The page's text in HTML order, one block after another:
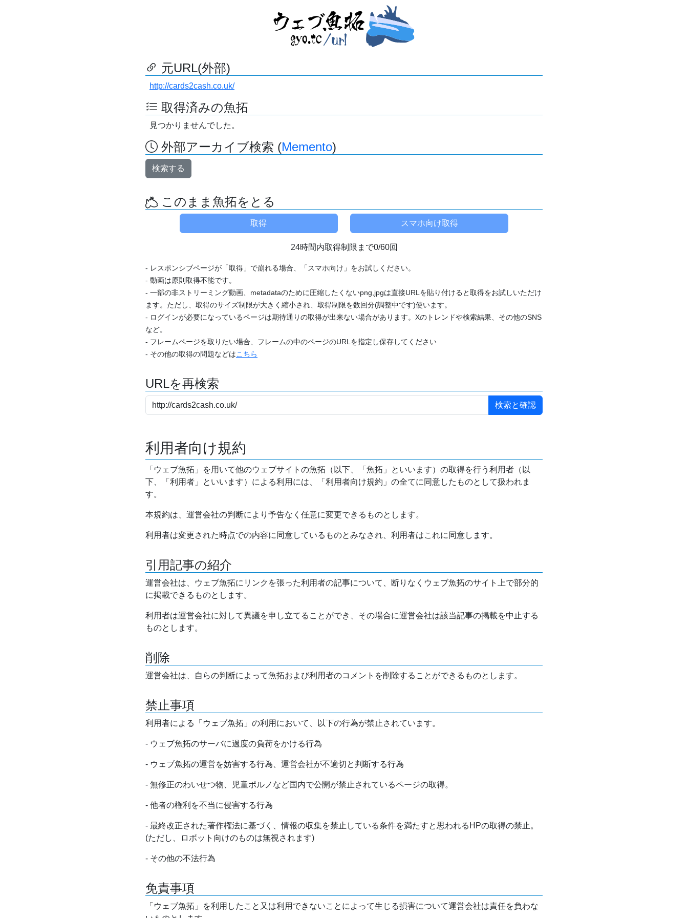
元URL(外部)
http://cards2cash.co.uk/
取得済みの魚拓
見つかりませんでした。
外部アーカイブ検索 (Memento)
検索する
このまま魚拓をとる
24時間内取得制限まで0/60回
- レスポンシブページが「取得」で崩れる場合、「スマホ向け」をお試しください。
- 動画は原則取得不能です。
- 一部の非ストリーミング動画、metadataのために圧縮したくないpng,jpgは直接URLを貼り付けると取得をお試しいただけ
ます。ただし、取得のサイズ制限が大きく縮小され、取得制限を数回分(調整中です)使います。
- ログインが必要になっているページは期待通りの取得が出来ない場合があります。Xのトレンドや検索結果、その他のSNS
など。
- フレームページを取りたい場合、フレームの中のページのURLを指定し保存してください
- その他の取得の問題などはこちら
URLを再検索
利用者向け規約
「ウェブ魚拓」を用いて他のウェブサイトの魚拓（以下、「魚拓」といいます）の取得を行う利用者（以
下、「利用者」といいます）による利用には、「利用者向け規約」の全てに同意したものとして扱われま
す。
本規約は、運営会社の判断により予告なく任意に変更できるものとします。
利用者は変更された時点での内容に同意しているものとみなされ、利用者はこれに同意します。
引用記事の紹介
運営会社は、ウェブ魚拓にリンクを張った利用者の記事について、断りなくウェブ魚拓のサイト上で部分的
に掲載できるものとします。
利用者は運営会社に対して異議を申し立てることができ、その場合に運営会社は該当記事の掲載を中止する
ものとします。
削除
運営会社は、自らの判断によって魚拓および利用者のコメントを削除することができるものとします。
禁止事項
利用者による「ウェブ魚拓」の利用において、以下の行為が禁止されています。
- ウェブ魚拓のサーバに過度の負荷をかける行為
- ウェブ魚拓の運営を妨害する行為、運営会社が不適切と判断する行為
- 無修正のわいせつ物、児童ポルノなど国内で公開が禁止されているページの取得。
- 他者の権利を不当に侵害する行為
- 最終改正された著作権法に基づく、情報の収集を禁止している条件を満たすと思われるHPの取得の禁止。
(ただし、ロボット向けのものは無視されます)
- その他の不法行為
免責事項
「ウェブ魚拓」を利用したこと又は利用できないことによって生じる損害について運営会社は責任を負わな